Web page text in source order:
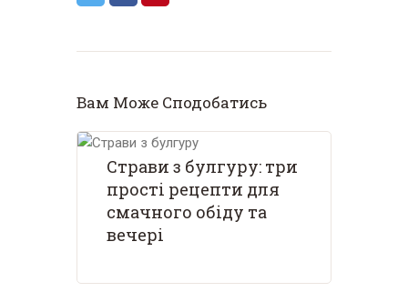
Вам Може Сподобатись
Страви з булгуру: три
прості рецепти для
смачного обіду та
вечері